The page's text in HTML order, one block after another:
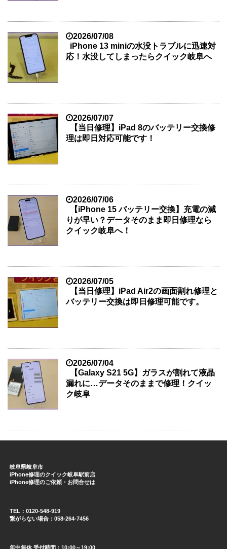
2026/07/08
iPhone 13 miniの水没トラブルに迅速対
応！水没してしまったらクイック岐阜へ
2026/07/07
【当日修理】iPad 8のバッテリー交換修
理は即日対応可能です！
2026/07/06
【iPhone 15 バッテリー交換】充電の減
りが早い？データそのまま即日修理なら
クイック岐阜へ！
2026/07/05
【当日修理】iPad Air2の画面割れ修理と
バッテリー交換は即日修理可能です。
2026/07/04
【Galaxy S21 5G】ガラスが割れて液晶
漏れに…データそのままで修理！クイッ
ク岐阜
岐阜県岐阜市
iPhone修理のクイック岐阜駅前店
iPhone修理のご依頼・お問合せは
TEL：0120-548-919
繋がらない場合：058-264-7456
年中無休 受付時間：10:00～19:00